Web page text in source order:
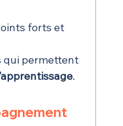
forts et
qui permettent
.